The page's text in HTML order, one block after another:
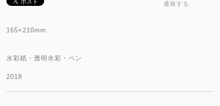
通報する
165×210mm
水彩紙・透明水彩・ペン
2018